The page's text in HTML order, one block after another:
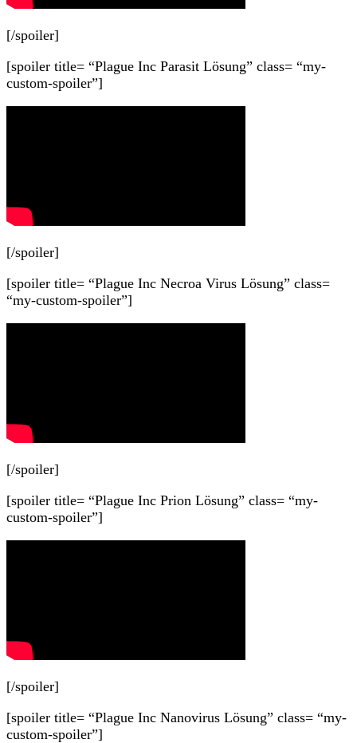
[/spoiler]
[spoiler title= “Plague Inc Parasit Lösung” class= “my-
custom-spoiler”]
[/spoiler]
[spoiler title= “Plague Inc Necroa Virus Lösung” class=
“my-custom-spoiler”]
[/spoiler]
[spoiler title= “Plague Inc Prion Lösung” class= “my-
custom-spoiler”]
[/spoiler]
[spoiler title= “Plague Inc Nanovirus Lösung” class= “my-
custom-spoiler”]